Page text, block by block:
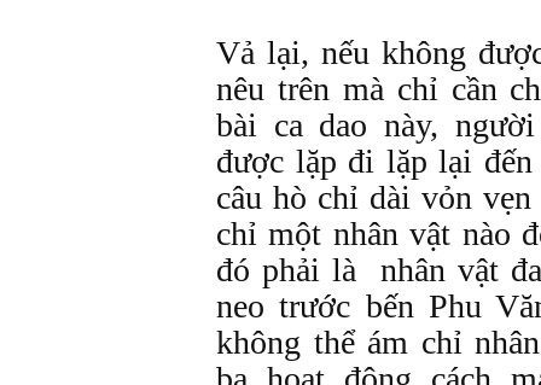
Vả lại, nếu không
nêu trên mà chỉ cần
bài ca dao này,
được lặp đi lặp lại
câu hò chỉ dài vỏn
chỉ một nhân vật nào
đó phải là nhân vật
neo trước bến Phu
không thể ám chỉ